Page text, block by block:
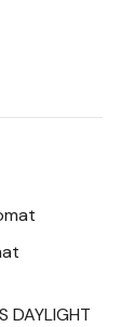
DAYLIGHT